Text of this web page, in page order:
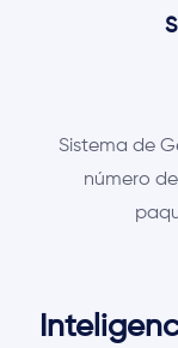
Sistema de
número